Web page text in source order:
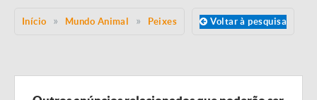
Início Mundo Animal Peixes Voltar à pesquisa